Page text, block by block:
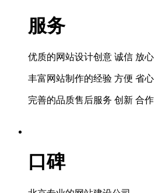
服务
优质的网站设计创意 诚信 放心
丰富网站制作的经验 方便 省心
完善的品质售后服务 创新 合作
口碑